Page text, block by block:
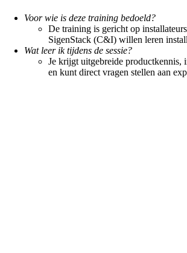
Voor wie is deze training bedoeld?
De training is gericht op
SigenStack (C&I) willen leren
Wat leer ik tijdens de sessie?
Je krijgt uitgebreide productkennis,
en kunt direct vragen stellen aan